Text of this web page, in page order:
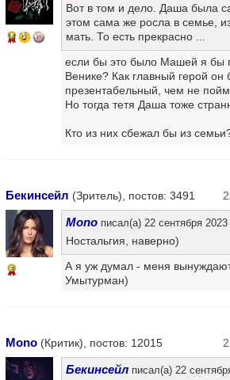
14
Вот в том и дело. Даша была
этом сама же росла в семье,
мать. То есть прекрасно ...
если бы это было Машей я бы
Венике? Как главный герой он
презентабельный, чем не
Но тогда тетя Даша тоже
Кто из них сбежал бы из
Бекинсейл (Зритель), постов: 3491
3
Mono писал(а) 22 сентября
Ностальгия, наверно)
А я уж думал - меня
Умытурман)
Mono (Критик), постов: 12015
Бекинсейл писал(а) 22